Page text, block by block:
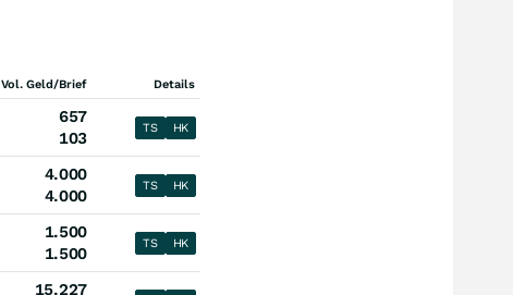
Vol. Geld/Brief Details
657
103
TS HK
4.000
4.000
TS HK
1.500
1.500
TS HK
15.227